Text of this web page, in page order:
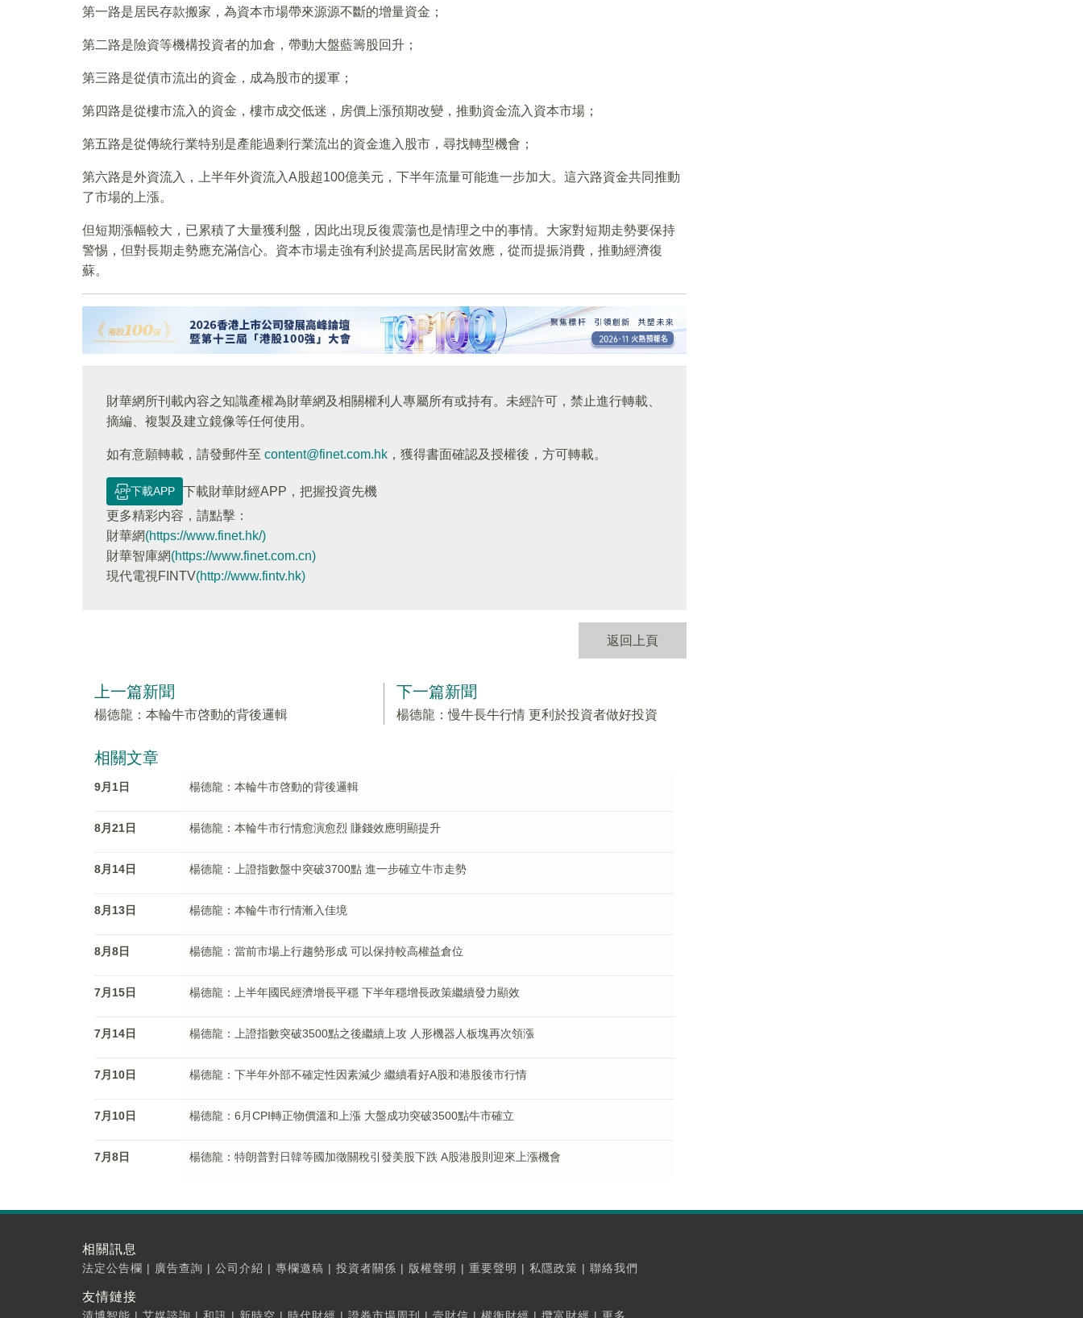
第一路是居民存款搬家，為資本市場帶來源源不斷的增量資金；
第二路是險資等機構投資者的加倉，帶動大盤藍籌股回升；
第三路是從債市流出的資金，成為股市的援軍；
第四路是從樓市流入的資金，樓市成交低迷，房價上漲預期改變，推動資金流入資本市場；
第五路是從傳統行業特别是產能過剩行業流出的資金進入股市，尋找轉型機會；
第六路是外資流入，上半年外資流入A股超100億美元，下半年流量可能進一步加大。這六路資金共同推動
了市場的上漲。
但短期漲幅較大，已累積了大量獲利盤，因此出現反復震蕩也是情理之中的事情。大家對短期走勢要保持
警惕，但對長期走勢應充滿信心。資本市場走強有利於提高居民財富效應，從而提振消費，推動經濟復
蘇。
財華網所刊載內容之知識產權為財華網及相關權利人專屬所有或持有。未經許可，禁止進行轉載、
摘編、複製及建立鏡像等任何使用。
如有意願轉載，請發郵件至 content@finet.com.hk ，獲得書面確認及授權後，方可轉載。
下載APP
下載財華財經APP，把握投資先機
更多精彩内容，請點擊：
財華網(https://www.finet.hk/)
財華智庫網(https://www.finet.com.cn)
現代電視FINTV(http://www.fintv.hk)
返回上頁
上一篇新聞
楊德龍：本輪牛市啓動的背後邏輯
下一篇新聞
楊德龍：慢牛長牛行情 更利於投資者做好投資
相關文章
9月1日 楊德龍：本輪牛市啓動的背後邏輯
8月21日 楊德龍：本輪牛市行情愈演愈烈 賺錢效應明顯提升
8月14日 楊德龍：上證指數盤中突破3700點 進一步確立牛市走勢
8月13日 楊德龍：本輪牛市行情漸入佳境
8月8日 楊德龍：當前市場上行趨勢形成 可以保持較高權益倉位
7月15日 楊德龍：上半年國民經濟增長平穩 下半年穩增長政策繼續發力顯效
7月14日 楊德龍：上證指數突破3500點之後繼續上攻 人形機器人板塊再次領漲
7月10日 楊德龍：下半年外部不確定性因素減少 繼續看好A股和港股後市行情
7月10日 楊德龍：6月CPI轉正物價溫和上漲 大盤成功突破3500點牛市確立
7月8日 楊德龍：特朗普對日韓等國加徵關稅引發美股下跌 A股港股則迎來上漲機會
相關訊息
法定公告欄 | 廣告查詢 | 公司介紹 | 專欄邀稿 | 投資者關係 | 版權聲明 | 重要聲明 | 私隱政策 | 聯絡我們
友情鏈接